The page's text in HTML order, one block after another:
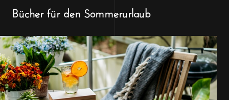
Bücher für den Sommerurlaub